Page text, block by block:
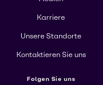
Karriere
Unsere Standorte
Kontaktieren Sie uns
Folgen Sie uns